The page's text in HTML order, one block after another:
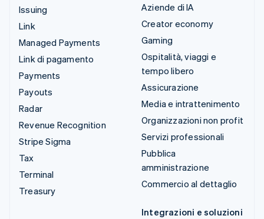
Issuing
Link
Managed Payments
Link di pagamento
Payments
Payouts
Radar
Revenue Recognition
Stripe Sigma
Tax
Terminal
Treasury
Aziende di IA
Creator economy
Gaming
Ospitalità, viaggi e
tempo libero
Assicurazione
Media e intrattenimento
Organizzazioni non profit
Servizi professionali
Pubblica
amministrazione
Commercio al dettaglio
Integrazioni e soluzioni